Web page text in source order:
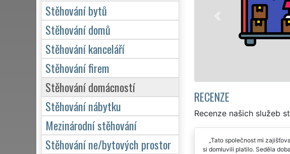
služby stěhování NON-STOP 24 hodin denně, 7
domácnosti, tak pro obchodní společnosti, a to
kvalitně odvedené práce.
Mám zájem o stěhování v Nymburce
RECENZE
Recenze našich služeb
Tato společnost mi
si domluvili platilo. Seděla
Stěhování bytů
Stěhování domů
Stěhování kanceláří
Stěhování firem
Stěhování domácností
Stěhování nábytku
Mezinárodní stěhování
Stěhování ne/bytových prostor